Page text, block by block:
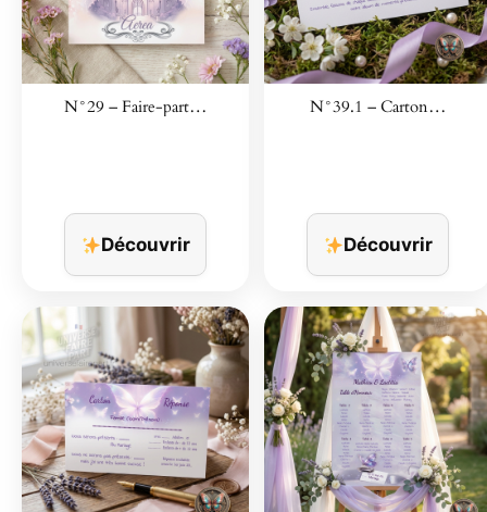
N°29 – Faire-part…
Découvrir
N°39.1 – Carton…
Découvrir